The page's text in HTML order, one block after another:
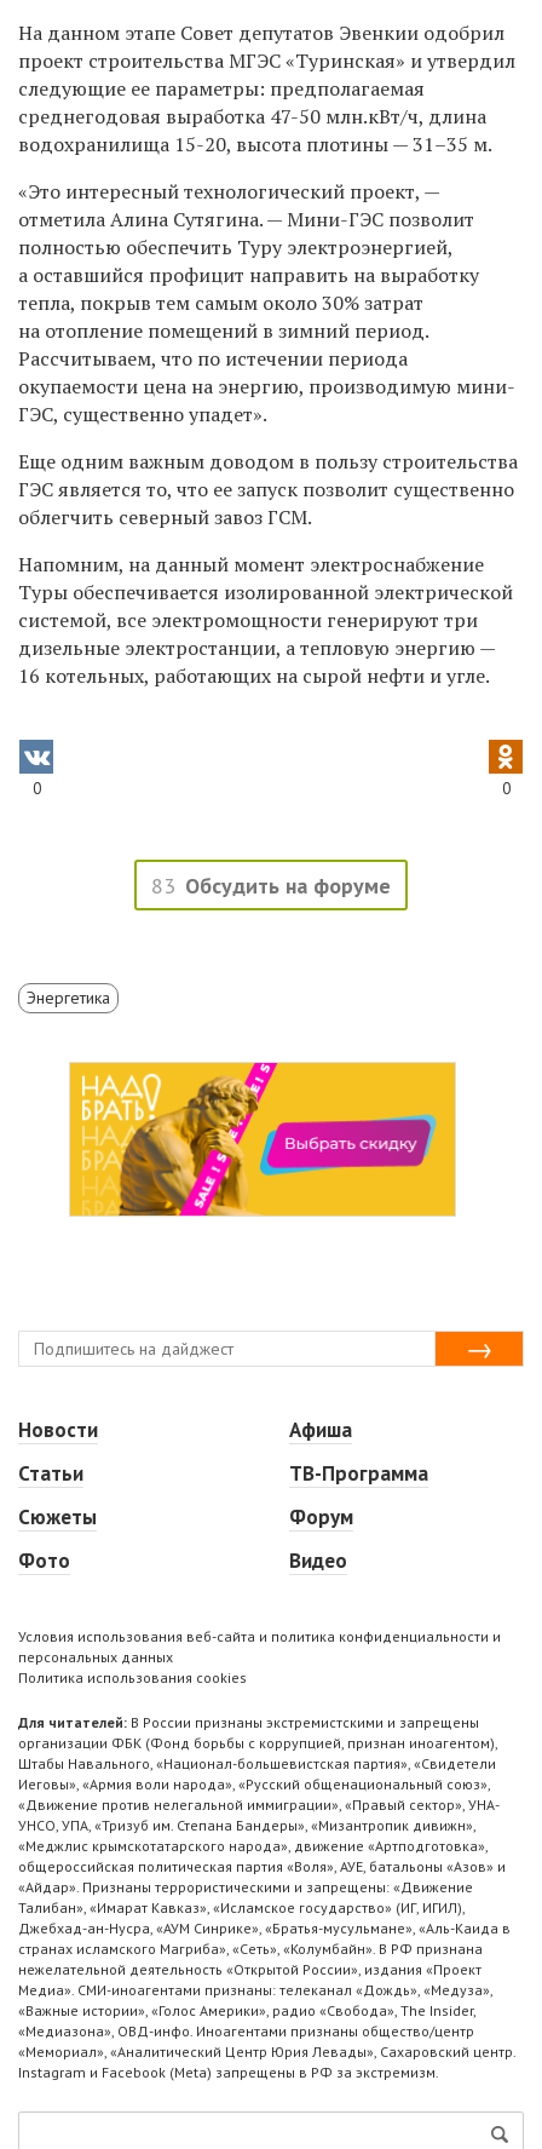
На данном этапе Совет депутатов Эвенкии одобрил
проект строительства МГЭС «Туринская» и утвердил
следующие ее параметры: предполагаемая
среднегодовая выработка 47-50 млн.кВт/ч, длина
водохранилища 15-20, высота плотины —31–35 м.
«Это интересный технологический проект, —
отметила Алина Сутягина. — Мини-ГЭС позволит
полностью обеспечить Туру электроэнергией,
а оставшийся профицит направить на выработку
тепла, покрыв тем самым около 30% затрат
на отопление помещений в зимний период.
Рассчитываем, что по истечении периода
окупаемости цена на энергию, производимую мини-
ГЭС, существенно упадет».
Еще одним важным доводом в пользу строительства
ГЭС является то, что ее запуск позволит существенно
облегчить северный завоз ГСМ.
Напомним, на данный момент электроснабжение
Туры обеспечивается изолированной электрической
системой, все электромощности генерируют три
дизельные электростанции, а тепловую энергию —
16 котельных, работающих на сырой нефти и угле.
0 0
83 Обсудить на форуме
Энергетика
Новости
Статьи
Сюжеты
Фото
Афиша
ТВ-Программа
Форум
Видео
Условия использования веб-сайта и политика конфиденциальности и
персональных данных
Политика использования cookies
Для читателей: В России признаны экстремистскими и запрещены
организации ФБК (Фонд борьбы с коррупцией, признан иноагентом),
Штабы Навального, «Национал-большевистская партия», «Свидетели
Иеговы», «Армия воли народа», «Русский общенациональный союз»,
«Движение против нелегальной иммиграции», «Правый сектор», УНА-
УНСО, УПА, «Тризуб им. Степана Бандеры», «Мизантропик дивижн»,
«Меджлис крымскотатарского народа», движение «Артподготовка»,
общероссийская политическая партия «Воля», АУЕ, батальоны «Азов» и
«Айдар». Признаны террористическими и запрещены: «Движение
Талибан», «Имарат Кавказ», «Исламское государство» (ИГ, ИГИЛ),
Джебхад-ан-Нусра, «АУМ Синрике», «Братья-мусульмане», «Аль-Каида в
странах исламского Магриба», «Сеть», «Колумбайн». В РФ признана
нежелательной деятельность «Открытой России», издания «Проект
Медиа». СМИ-иноагентами признаны: телеканал «Дождь», «Медуза»,
«Важные истории», «Голос Америки», радио «Свобода», The Insider,
«Медиазона», ОВД-инфо. Иноагентами признаны общество/центр
«Мемориал», «Аналитический Центр Юрия Левады», Сахаровский центр.
Instagram и Facebook (Metа) запрещены в РФ за экстремизм.